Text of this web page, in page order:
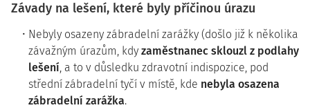
Závady na lešení, které byly příčinou úrazu
Nebyly osazeny zábradelní zarážky (došlo již k několika
závažným úrazům, kdy zaměstnanec sklouzl z podlahy
lešení, a to v důsledku zdravotní indispozice, pod
střední zábradelní tyčí v místě, kde nebyla osazena
zábradelní zarážka.